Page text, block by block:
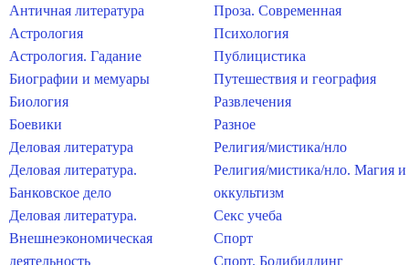
Античная литература
Астрология
Астрология. Гадание
Биографии и мемуары
Биология
Боевики
Деловая литература
Деловая литература.
Банковское дело
Деловая литература.
Внешнеэкономическая
деятельность
Проза. Современная
Психология
Публицистика
Путешествия и география
Развлечения
Разное
Религия/мистика/нло
Религия/мистика/нло. Магия и
оккультизм
Секс учеба
Спорт
Спорт. Бодибилдинг